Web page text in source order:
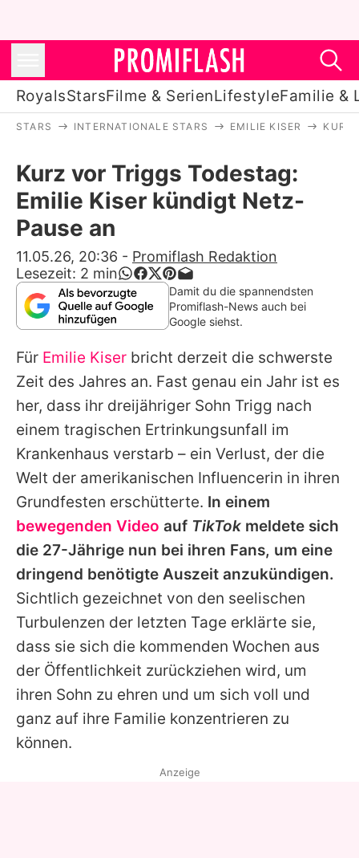
RoyalsStarsFilme & SerienLifestyleFamilie &
Stars
Filme & Serien
Lifestyle
Familie & Liebe
Promiflash Exklusiv
Alle Themen auf Promiflash
Jobs
App runterladen
Team
Redaktionelle Richtlinien
Impressum
Datenschutzerklärung
Utiq verwalten
STARS INTERNATIONALE STARS EMILIE KISER KURZ
Kurz vor Triggs Todestag:
Emilie Kiser kündigt Netz-
Pause an
11.05.26, 20:36 - Promiflash Redaktion
Lesezeit: 2 min
Damit du die spannendsten
Promiflash-News auch bei
Google siehst.
Für Emilie Kiser bricht derzeit die schwerste
Zeit des Jahres an. Fast genau ein Jahr ist es
her, dass ihr dreijähriger Sohn Trigg nach
einem tragischen Ertrinkungsunfall im
Krankenhaus verstarb – ein Verlust, der die
Welt der amerikanischen Influencerin in ihren
Grundfesten erschütterte. In einem
bewegenden Video auf TikTok meldete sich
die 27-Jährige nun bei ihren Fans, um eine
dringend benötigte Auszeit anzukündigen.
Sichtlich gezeichnet von den seelischen
Turbulenzen der letzten Tage erklärte sie,
dass sie sich die kommenden Wochen aus
der Öffentlichkeit zurückziehen wird, um
ihren Sohn zu ehren und um sich voll und
ganz auf ihre Familie konzentrieren zu
können.
Anzeige